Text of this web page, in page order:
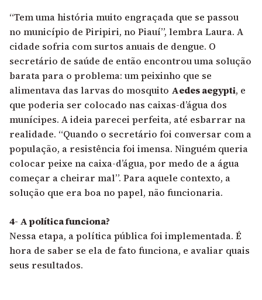
“Tem uma história muito engraçada que se passou
no município de Piripiri, no Piauí”, lembra Laura. A
cidade sofria com surtos anuais de dengue. O
secretário de saúde de então encontrou uma solução
barata para o problema: um peixinho que se
alimentava das larvas do mosquito Aedes aegypti, e
que poderia ser colocado nas caixas-d’água dos
munícipes. A ideia parecei perfeita, até esbarrar na
realidade. “Quando o secretário foi conversar com a
população, a resistência foi imensa. Ninguém queria
colocar peixe na caixa-d’água, por medo de a água
começar a cheirar mal”. Para aquele contexto, a
solução que era boa no papel, não funcionaria.
4- A política funciona?
Nessa etapa, a política pública foi implementada. É
hora de saber se ela de fato funciona, e avaliar quais
seus resultados.